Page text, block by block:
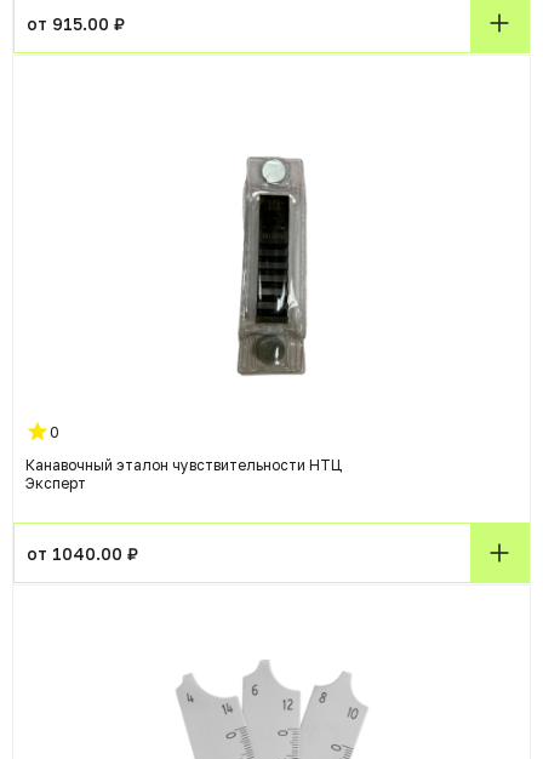
от 915.00 ₽
0
Канавочный эталон чувствительности НТЦ
Эксперт
от 1040.00 ₽